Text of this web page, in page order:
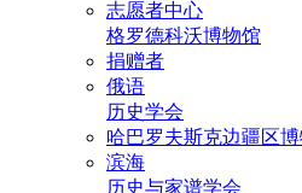
志愿者中心
格罗德科沃博物馆
捐赠者
俄语
历史学会
哈巴罗夫斯克边疆区
滨海
历史与家谱学会